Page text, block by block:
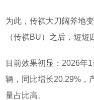
为此，传祺大刀阔斧地变
（传祺BU）之后，短短
目前效果初显： 2026年1
辆， 同比增长20.29% ，
量占比高。